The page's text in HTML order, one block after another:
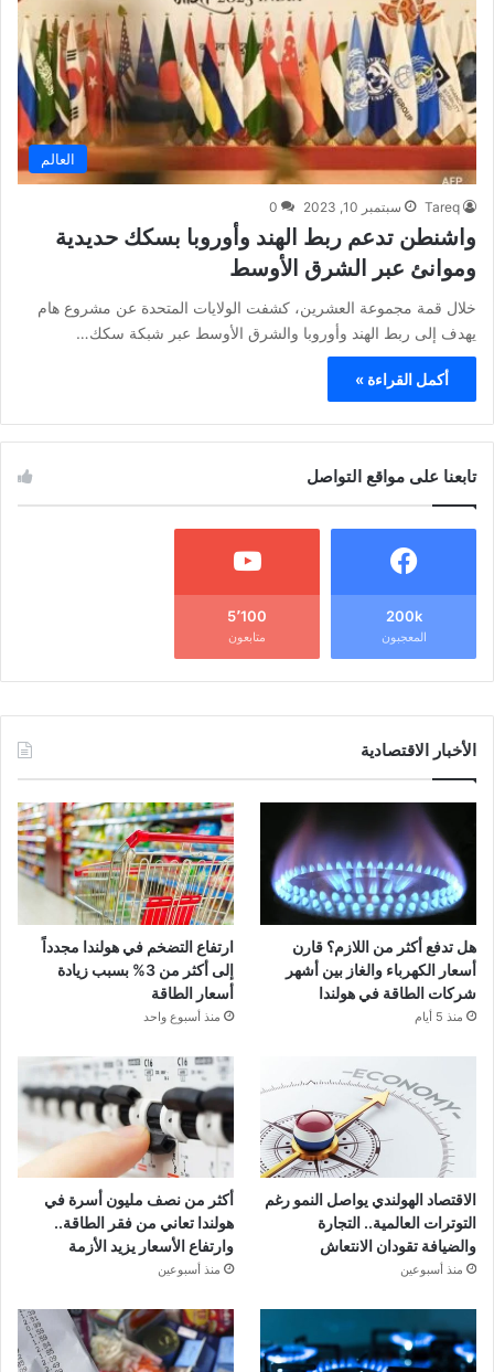
العالم
Tareq سبتمبر 10, 2023 0
واشنطن تدعم ربط الهند وأوروبا بسكك حديدية
وموانئ عبر الشرق الأوسط
خلال قمة مجموعة العشرين، كشفت الولايات المتحدة عن مشروع هام
يهدف إلى ربط الهند وأوروبا والشرق الأوسط عبر شبكة سكك…
أكمل القراءة »
تابعنا على مواقع التواصل
200k
المعجبون
5٬100
متابعون
الأخبار الاقتصادية
هل تدفع أكثر من اللازم؟ قارن
أسعار الكهرباء والغاز بين أشهر
شركات الطاقة في هولندا
منذ 5 أيام
ارتفاع التضخم في هولندا مجدداً
إلى أكثر من 3% بسبب زيادة
أسعار الطاقة
منذ أسبوع واحد
الاقتصاد الهولندي يواصل النمو رغم
التوترات العالمية.. التجارة
والضيافة تقودان الانتعاش
منذ أسبوعين
أكثر من نصف مليون أسرة في
هولندا تعاني من فقر الطاقة..
وارتفاع الأسعار يزيد الأزمة
منذ أسبوعين